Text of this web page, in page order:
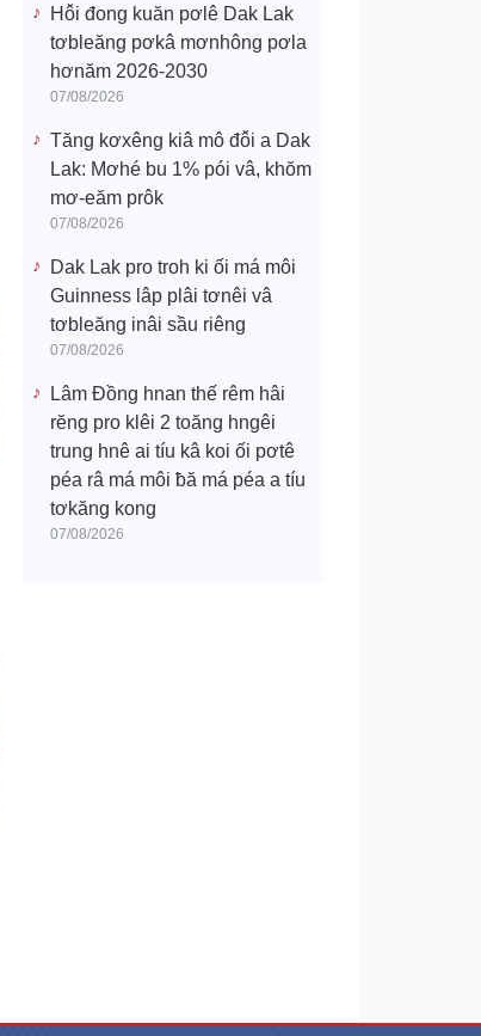
Hô̆i đong kuăn pơlê Dak Lak
tơbleăng pơkâ mơnhông pơla
hơnăm 2026-2030
07/08/2026
Tăng kơxêng kiâ mô đô̆i a Dak
Lak: Mơhé bu 1% pói vâ, khŏm
mơ-eăm prôk
07/08/2026
Dak Lak pro troh ki ối má môi
Guinness lâp plâi tơnêi vâ
tơbleăng inâi sầu riêng
07/08/2026
Lâm Đồng hnan thế rêm hâi
rĕng pro klêi 2 toăng hngêi
trung hnê ai tíu kâ koi ối pơtê
péa râ má môi ƀă má péa a tíu
tơkăng kong
07/08/2026